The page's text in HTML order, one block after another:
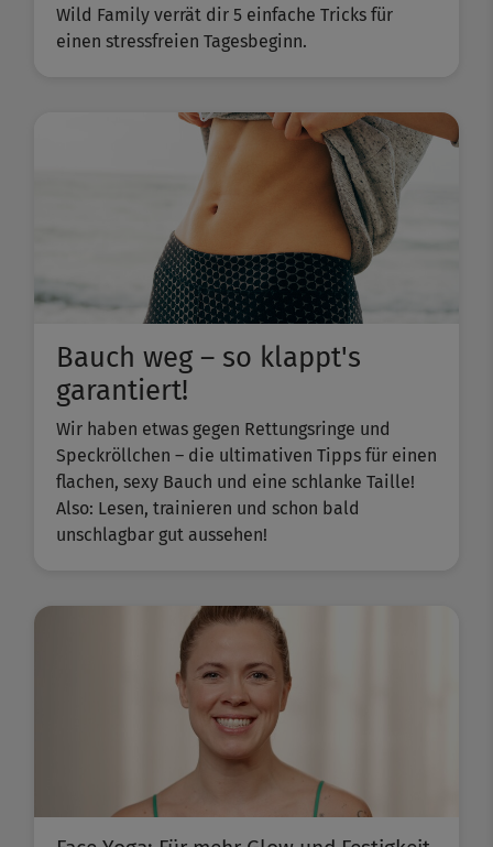
Wild Family verrät dir 5 einfache Tricks für
einen stressfreien Tagesbeginn.
Bauch weg – so klappt's
garantiert!
Wir haben etwas gegen Rettungsringe und
Speckröllchen – die ultimativen Tipps für einen
flachen, sexy Bauch und eine schlanke Taille!
Also: Lesen, trainieren und schon bald
unschlagbar gut aussehen!